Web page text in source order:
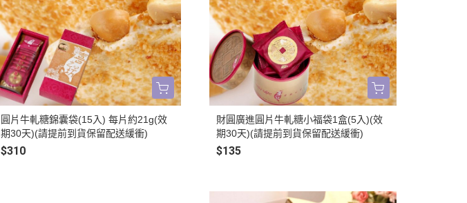
圓片牛軋糖錦囊袋(15入) 每片約21g(效
期30天)(請提前到貨保留配送緩衝)
$310
財圓廣進圓片牛軋糖小福袋1盒(5入)(效
期30天)(請提前到貨保留配送緩衝)
$135